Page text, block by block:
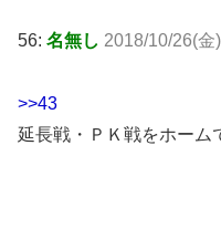
56: 名無し 2018/10/26(
>>43
延長戦・ＰＫ戦をホーム